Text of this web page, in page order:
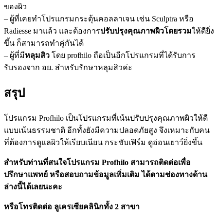
ของผิว
– ผู้ที่เคยทำโปรแกรมกระตุ้นคอลลาเจน เช่น Sculptra หรือ
Radiesse มาแล้ว และต้องการปรับปรุงคุณภาพผิวโดยรวมให้ดียิ่ง
ขึ้น ก็สามารถทำคู่กันได้
– ผู้ที่มีหลุมสิว โดย profhilo ถือเป็นอีกโปรแกรมที่ได้รับการ
รับรองจาก อย. สำหรับรักษาหลุมสิวค่ะ
สรุป
โปรแกรม Profhilo เป็นโปรแกรมที่เน้นปรับปรุงคุณภาพผิวให้ดี
แบบเน้นธรรมชาติ อีกทั้งยังมีความปลอดภัยสูง จึงเหมาะกับคน
ที่ต้องการดูแลผิวให้เรียบเนียน กระชับเฟิร์ม ดูอ่อนเยาว์ยิ่งขึ้น
สำหรับท่านที่สนใจโปรแกรม Profhilo สามารถติดต่อเพื่อ
ปรึกษาแพทย์ หรือสอบถามข้อมูลเพิ่มเติม ได้ตามช่องทางด้าน
ล่างนี้ได้เลยนะคะ
หรือโทรติดต่อ ลูเครเซียคลินิกทั้ง 2 สาขา